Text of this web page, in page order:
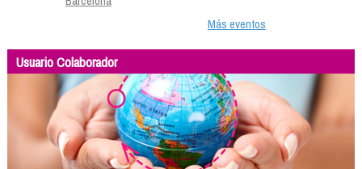
Más eventos
Usuario Colaborador